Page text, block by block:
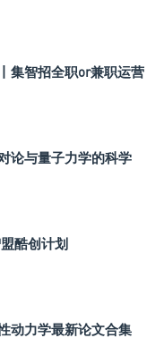
集智招全职or兼职运营
论与量子力学的科学
酷创计划
动力学最新论文合集